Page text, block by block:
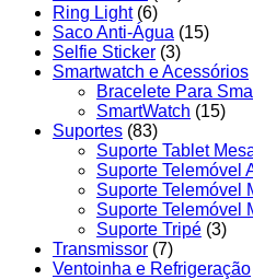
Ring Light (6)
Saco Anti-Água (15)
Selfie Sticker (3)
Smartwatch e Acessórios
Bracelete Para
SmartWatch (15)
Suportes (83)
Suporte Tablet
Suporte Telemóvel
Suporte Telemóvel
Suporte Telemóvel
Suporte Tripé (3)
Transmissor (7)
Ventoinha e Refrigeração